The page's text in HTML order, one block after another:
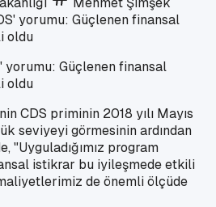
yorumu: Güçlenen finansal
oldu
CDS priminin 2018 yılı Mayıs
seviyeyi görmesinin ardından
"Uyguladığımız program
istikrar bu iyileşmede etkili
de önemli ölçüde